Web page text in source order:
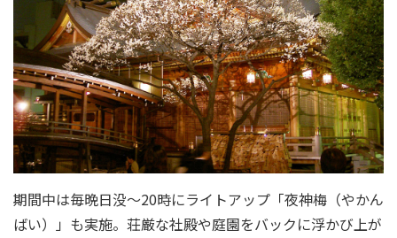
期間中は毎晩日没～20時にライトアップ「夜神梅（やかん
ばい）」も実施。荘厳な社殿や庭園をバックに浮かび上が